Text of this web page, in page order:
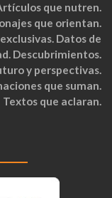
que nutren.
que orientan.
Datos de
Descubrimientos.
y perspectivas.
que suman.
Textos que aclaran.